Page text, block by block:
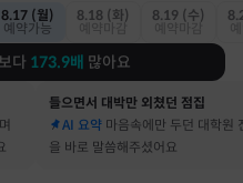
8.17 (월)
예약가능
8.18 (화)
8.19 (수)
다 173.9배 많아요
들으면서 대박만 외쳤던 점집
AI 요약 마음속에만 두던 대학원
을 바로 말씀해주셨어요